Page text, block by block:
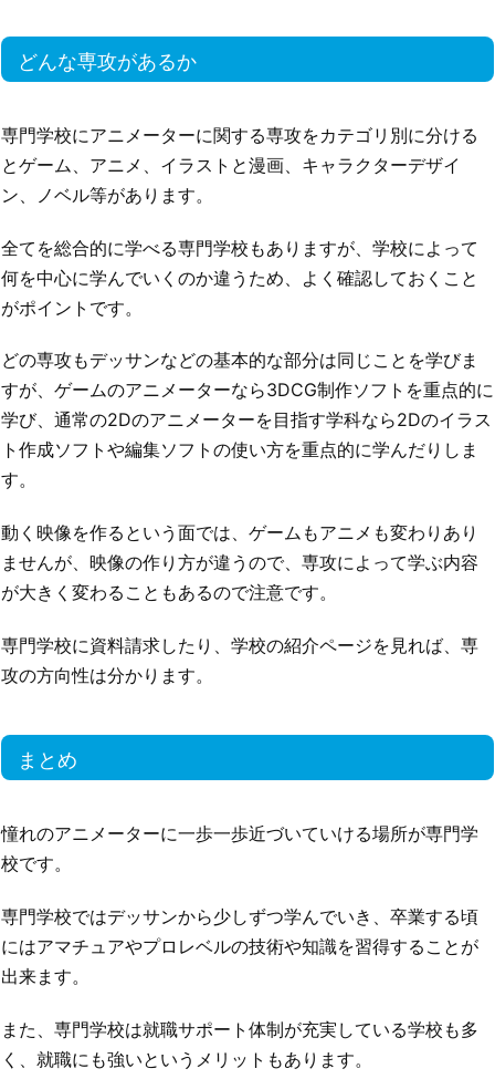
どんな専攻があるか
専門学校にアニメーターに関する専攻をカテゴリ別に分ける
とゲーム、アニメ、イラストと漫画、キャラクターデザイ
ン、ノベル等があります。
全てを総合的に学べる専門学校もありますが、学校によって
何を中心に学んでいくのか違うため、よく確認しておくこと
がポイントです。
どの専攻もデッサンなどの基本的な部分は同じことを学びま
すが、ゲームのアニメーターなら3DCG制作ソフトを重点的に
学び、通常の2Dのアニメーターを目指す学科なら2Dのイラス
ト作成ソフトや編集ソフトの使い方を重点的に学んだりしま
す。
動く映像を作るという面では、ゲームもアニメも変わりあり
ませんが、映像の作り方が違うので、専攻によって学ぶ内容
が大きく変わることもあるので注意です。
専門学校に資料請求したり、学校の紹介ページを見れば、専
攻の方向性は分かります。
まとめ
憧れのアニメーターに一歩一歩近づいていける場所が専門学
校です。
専門学校ではデッサンから少しずつ学んでいき、卒業する頃
にはアマチュアやプロレベルの技術や知識を習得することが
出来ます。
また、専門学校は就職サポート体制が充実している学校も多
く、就職にも強いというメリットもあります。